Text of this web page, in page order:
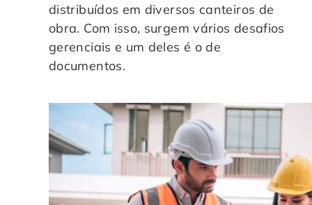
distribuídos em diversos canteiros de
obra. Com isso, surgem vários desafios
gerenciais e um deles é o de
documentos.